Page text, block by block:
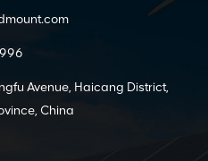
Avenue, Haicang District,
China